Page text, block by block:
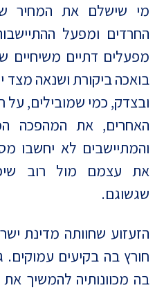
מי שישלם את המחיר
החרדים ומפעל
מפעלים דתיים משיחיים
בואכה ביקורת ושנאה מצד
ובצדק, כמי שמובילים,
האחרים, את המהפכה
והמתיישבים לא יחשבו
את עצמם מול רוב
שגשוגם.
הזעזוע שחוותה מדינת
חורץ בה בקיעים
בה מכוונותיה להמשיך